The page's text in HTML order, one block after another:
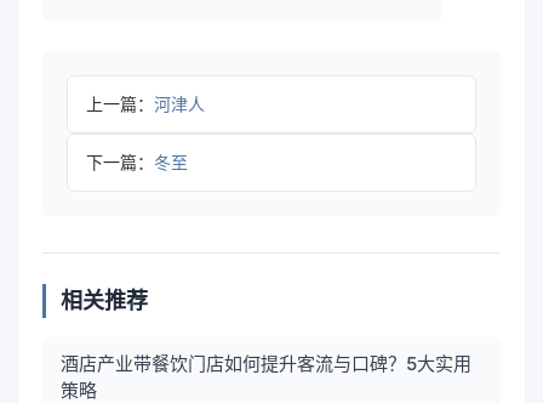
上一篇： 河津人
下一篇： 冬至
相关推荐
酒店产业带餐饮门店如何提升客流与口碑？5大实用
策略